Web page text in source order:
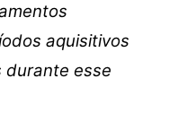
aquisitivos
durante esse